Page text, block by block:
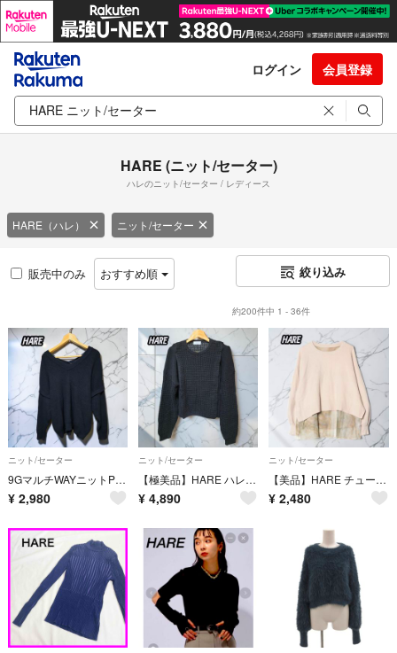
ログイン 会員登録
HARE (ニット/セーター)
ハレのニット/セーター / レディース
HARE（ハレ） ニット/セーター
販売中のみ おすすめ順 絞り込み
約200件中 1 - 36件
ニット/セーター
9GマルチWAYニットPO/LS HARE ハレ トップス ニット
¥ 2,980
ニット/セーター
【極美品】HARE ハレ 袖ボタン取り外し 2WAYキリカエガラニット 黒 F
¥ 4,890
ニット/セーター
【美品】HARE チュールレイヤードニットプルオーバー ベージュ フリーサイズ
¥ 2,480